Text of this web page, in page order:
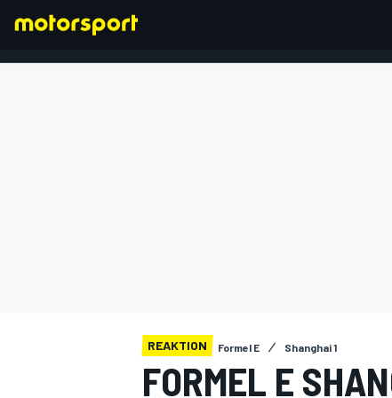
REAKTION Formel E Shanghai 1
FORMEL E